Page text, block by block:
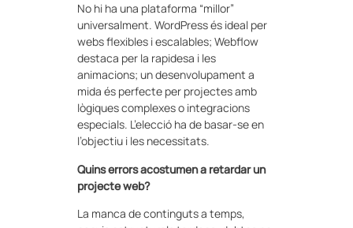
No hi ha una plataforma “millor”
universalment. WordPress és ideal per
webs flexibles i escalables; Webflow
destaca per la rapidesa i les
animacions; un desenvolupament a
mida és perfecte per projectes amb
lògiques complexes o integracions
especials. L’elecció ha de basar-se en
l’objectiu i les necessitats.
Quins errors acostumen a retardar un
projecte web?
La manca de continguts a temps,